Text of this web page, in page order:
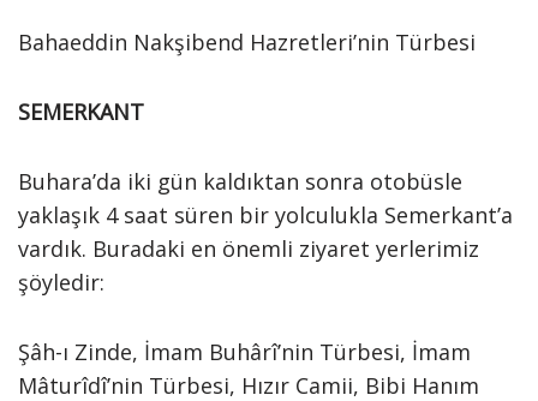
Bahaeddin Nakşibend Hazretleri’nin Türbesi
SEMERKANT
Buhara’da iki gün kaldıktan sonra otobüsle
yaklaşık 4 saat süren bir yolculukla Semerkant’a
vardık. Buradaki en önemli ziyaret yerlerimiz
şöyledir:
Şâh-ı Zinde, İmam Buhârî’nin Türbesi, İmam
Mâturîdî’nin Türbesi, Hızır Camii, Bibi Hanım